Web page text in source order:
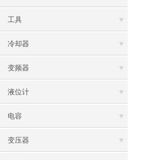
工具
冷却器
变频器
液位计
电容
变压器